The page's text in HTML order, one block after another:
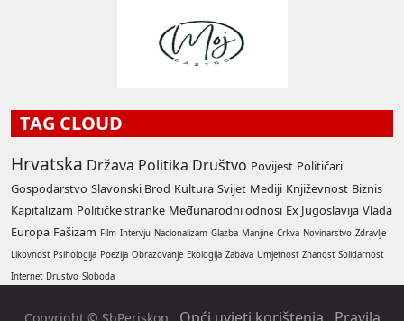
TAG CLOUD
Hrvatska Država Politika Društvo Povijest Političari
Gospodarstvo Slavonski Brod Kultura Svijet Mediji Književnost Biznis
Kapitalizam Političke stranke Međunarodni odnosi Ex Jugoslavija Vlada
Europa Fašizam Film Intervju Nacionalizam Glazba Manjine Crkva Novinarstvo Zdravlje
Likovnost Psihologija Poezija Obrazovanje Ekologija Zabava Umjetnost Znanost Solidarnost
Internet Drustvo Sloboda